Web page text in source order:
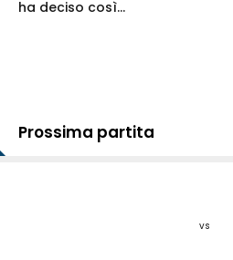
ha deciso così...
Prossima partita
vs